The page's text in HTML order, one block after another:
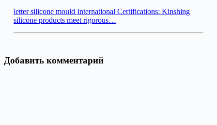
letter silicone mould International Certifications: Kinshing
silicone products meet rigorous…
Добавить комментарий